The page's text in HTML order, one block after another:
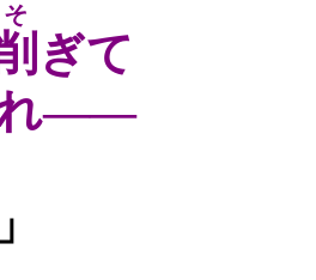
ぎて
れ――